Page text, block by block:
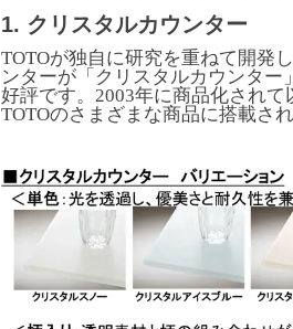
1. クリスタルカウンター
TOTOが独自に研究を重ねて開発
ンターが「クリスタルカウンタ
好評です。2003年に商品化され
TOTOのさまざまな商品に搭載され